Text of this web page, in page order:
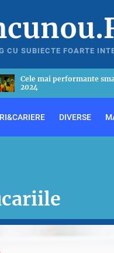
CU SUBIECTE FOARTE
Ghid util pentru a alege
in 2024
DIVERSE